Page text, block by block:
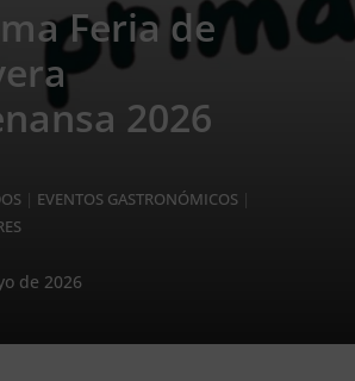
Feria de
2026
| EVENTOS GASTRONÓMICOS|
de 2026